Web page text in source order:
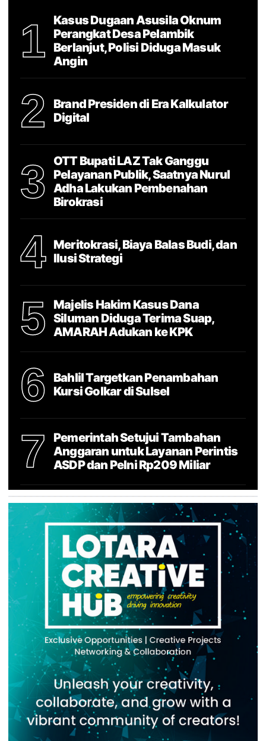
1
Kasus Dugaan Asusila Oknum
Perangkat Desa Pelambik
Berlanjut, Polisi Diduga Masuk
Angin
2
Brand Presiden di Era Kalkulator
Digital
3
OTT Bupati LAZ Tak Ganggu
Pelayanan Publik, Saatnya Nurul
Adha Lakukan Pembenahan
Birokrasi
4
Meritokrasi, Biaya Balas Budi, dan
Ilusi Strategi
5
Majelis Hakim Kasus Dana
Siluman Diduga Terima Suap,
AMARAH Adukan ke KPK
6
Bahlil Targetkan Penambahan
Kursi Golkar di Sulsel
7
Pemerintah Setujui Tambahan
Anggaran untuk Layanan Perintis
ASDP dan Pelni Rp209 Miliar